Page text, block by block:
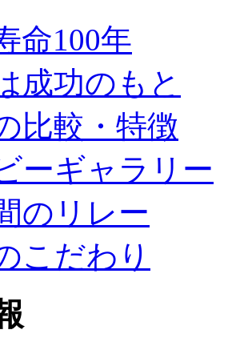
命100年
成功のもと
比較・特徴
ーギャラリー
のリレー
こだわり